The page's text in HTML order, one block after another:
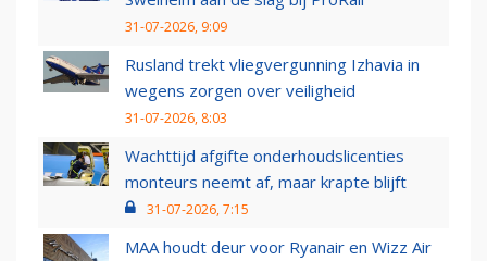
31-07-2026, 9:09
Rusland trekt vliegvergunning Izhavia in
wegens zorgen over veiligheid
31-07-2026, 8:03
Wachttijd afgifte onderhoudslicenties
monteurs neemt af, maar krapte blijft
31-07-2026, 7:15
MAA houdt deur voor Ryanair en Wizz Air